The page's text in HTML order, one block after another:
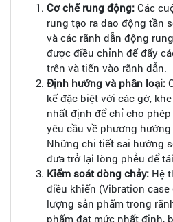
Cơ chế rung động: Các
rung tạo ra dao động tần
và các rãnh dẫn động
được điều chỉnh để đẩy
trên và tiến vào rãnh dẫn.
Định hướng và phân loại:
kế đặc biệt với các gờ,
nhất định để chỉ cho
yêu cầu về phương
Những chi tiết sai hướng
đưa trở lại lòng phễu để
Kiểm soát dòng chảy: Hệ
điều khiển (Vibration
lượng sản phẩm trong
phẩm đạt mức nhất định,